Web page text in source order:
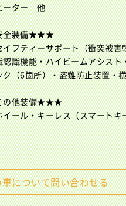
ーター 他
装備★★★
イフティーサポート（衝突被
認識機能・ハイビームアシス
ク（6箇所）・盗難防止装置・
他装備★★★
イール・キーレス（スマート
について問い合わせる